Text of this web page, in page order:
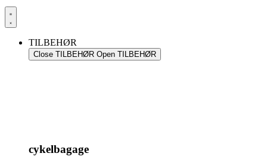
TILBEHØR
Close TILBEHØR Open TILBEHØR
cykelbagage